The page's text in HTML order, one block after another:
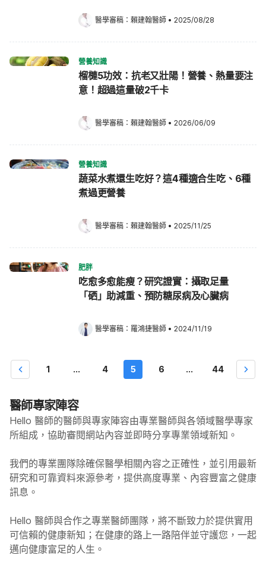
醫學審稿： 賴建翰醫師 • 2025/08/28
營養知識
榴槤5功效：抗老又壯陽！營養、熱量要注
意！超過這量破2千卡
醫學審稿： 賴建翰醫師 • 2026/06/09
營養知識
蔬菜水煮還生吃好？這4種適合生吃、6種
煮過更營養
醫學審稿： 賴建翰醫師 • 2025/11/25
肥胖
吃愈多愈能瘦？研究證實：攝取足量
「硒」助減重、預防糖尿病及心臟病
醫學審稿： 羅鴻捷醫師 • 2024/11/19
1 ... 4 5 6 ... 44
醫師專家陣容
Hello 醫師的醫師與專家陣容由專業醫師與各領域醫學專家
所組成，協助審閱網站內容並即時分享專業領域新知。
我們的專業團隊除確保醫學相關內容之正確性，並引用最新
研究和可靠資料來源參考，提供高度專業、內容豐富之健康
訊息。
Hello 醫師與合作之專業醫師團隊，將不斷致力於提供實用
可信賴的健康新知；在健康的路上一路陪伴並守護您，一起
邁向健康富足的人生。